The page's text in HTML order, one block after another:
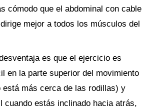
cómodo que el abdominal con cable
mejor a todos los músculos del
es que el ejercicio es
en la parte superior del movimiento
está más cerca de las rodillas) y
cuando estás inclinado hacia atrás,